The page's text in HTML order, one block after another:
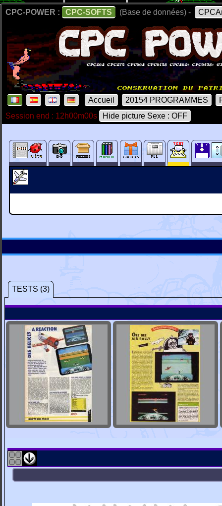
CPC-POWER : CPC-SOFTS (Base de données) -
Accueil 20154 PROGRAMMES
Session end : 12h00m00s
Hide picture Sexe : OFF
TESTS (3)